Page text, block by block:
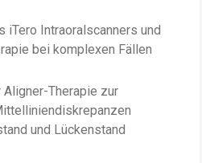
iTero Intraoralscanners und
bei komplexen Fällen
Aligner-Therapie zur
und Lückenstand